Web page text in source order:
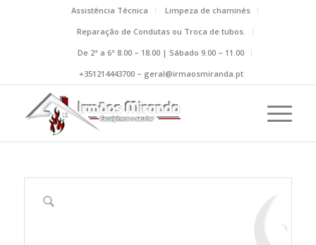
Assistência Técnica
Limpeza de chaminés
Reparação de Condutas ou Troca de tubos.
De 2ª a 6ª 8.00 – 18.00 | Sábado 9.00 – 11.00
+351214443700 – geral@irmaosmiranda.pt